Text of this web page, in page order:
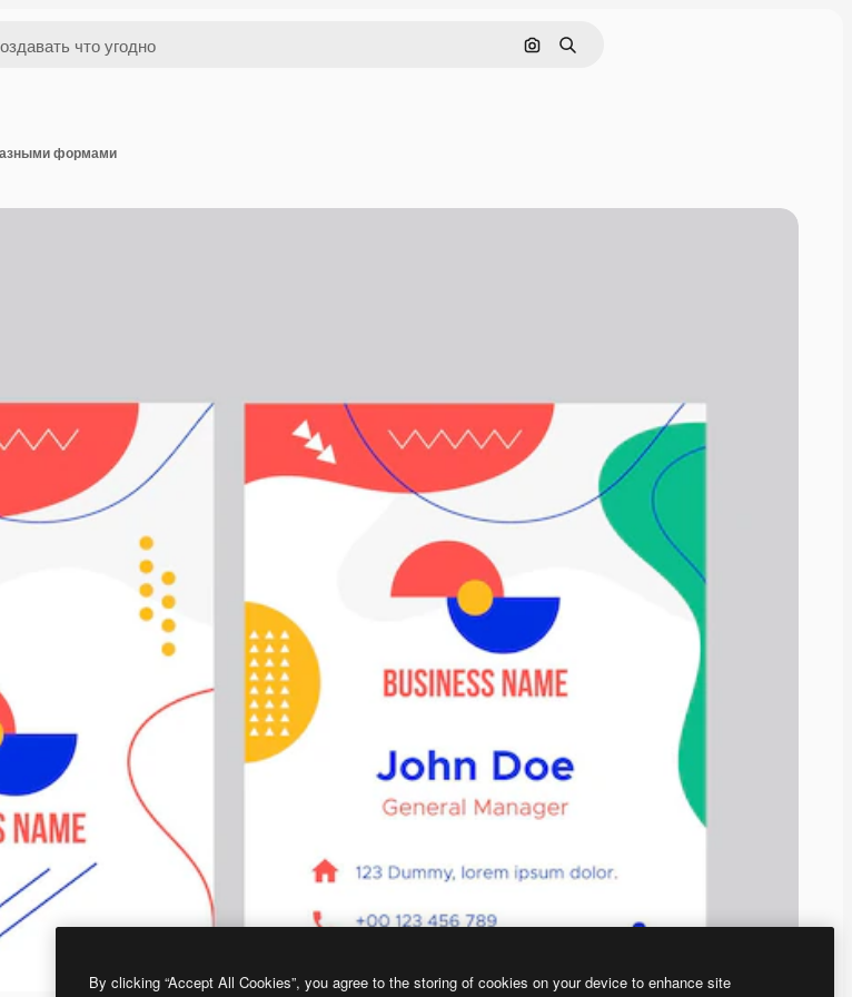
Поиск по изображению
Поиск
формами
By clicking “Accept All Cookies”, you agree to the storing of cookies on your device to enhance site